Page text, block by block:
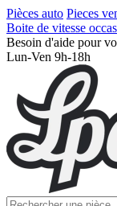
Pièces auto Pieces
Boite de vitesse
Besoin d'aide pour
Lun-Ven 9h-18h